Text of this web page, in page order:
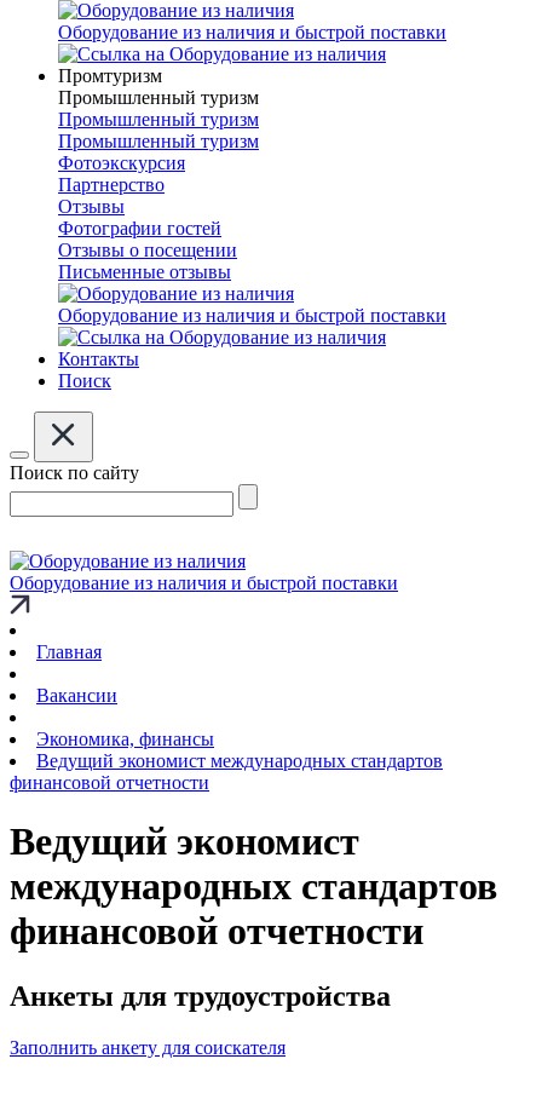
Оборудование из наличия и быстрой поставки
Промтуризм
Промышленный туризм
Промышленный туризм
Промышленный туризм
Фотоэкскурсия
Партнерство
Отзывы
Фотографии гостей
Отзывы о посещении
Письменные отзывы
Оборудование из наличия и быстрой поставки
Контакты
Поиск
Поиск по сайту
Оборудование из наличия и быстрой поставки
Главная
Вакансии
Экономика, финансы
Ведущий экономист международных стандартов
финансовой отчетности
Ведущий экономист
международных стандартов
финансовой отчетности
Анкеты для трудоустройства
Заполнить анкету для соискателя